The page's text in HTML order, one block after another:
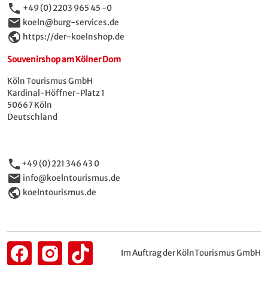
phone +49 (0) 2203 965 45 -0
email koeln@burg-services.de
public https://der-koelnshop.de
Souvenirshop am Kölner Dom
Köln Tourismus GmbH
Kardinal-Höffner-Platz 1
50667 Köln
Deutschland
phone +49 (0) 221 346 43 0
email info@koelntourismus.de
public koelntourismus.de
Im Auftrag der KölnTourismus GmbH